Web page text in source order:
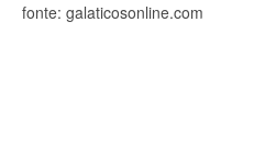
fonte: galaticosonline.com